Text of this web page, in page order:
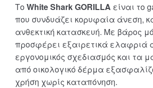
Το White Shark GORILLA είναι το
που συνδυάζει κορυφαία άνεση,
ανθεκτική κατασκευή. Με βάρος
προσφέρει εξαιρετικά ελαφριά
εργονομικός σχεδιασμός και τα
από οικολογικό δέρμα
χρήση χωρίς καταπόνηση.